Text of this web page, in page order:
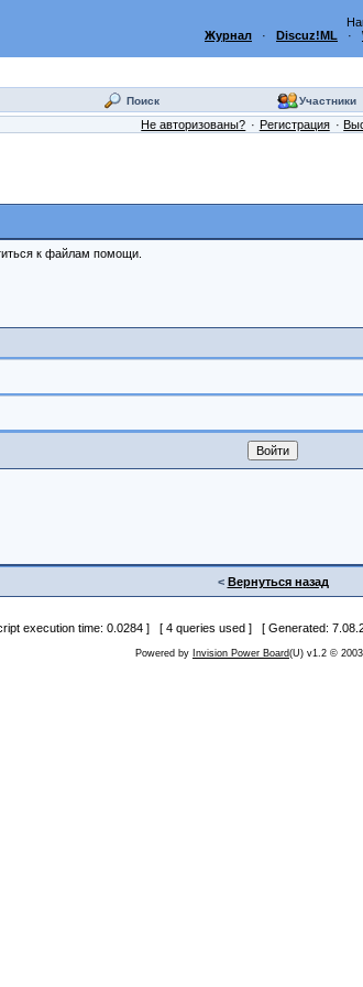
Журнал · Discuz!ML ·
Поиск Участники
Не авторизованы? Регистрация
к файлам помощи.
< Вернуться назад
execution time: 0.0284 ] [ 4 queries used ] [ Generated:
Powered by Invision Power Board(U) v1.2 © 2003